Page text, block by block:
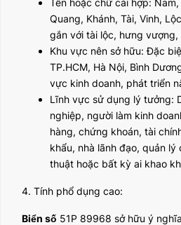
Tên hoặc chữ cái hợp:
Quang, Khánh, Tài, Vinh,
gắn với tài lộc, hưng
Khu vực nên sở hữu: Đặc
TP.HCM, Hà Nội, Bình
vực kinh doanh, phát triển
Lĩnh vực sử dụng lý tưởng:
nghiệp, người làm kinh
hàng, chứng khoán, tài
khẩu, nhà lãnh đạo, quản
thuật hoặc bất kỳ ai khao
4. Tính phổ dụng cao:
Biển số 51P 89968 sở hữu ý